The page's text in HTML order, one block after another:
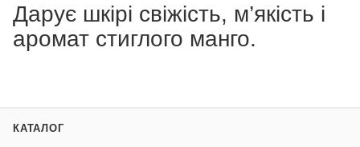
Дарує шкірі свіжість, м’якість і
аромат стиглого манго.
КАТАЛОГ